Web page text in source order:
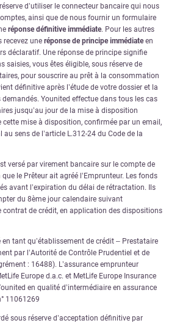
d’utiliser le connecteur bancaire qui nous
ainsi que de nous fournir un formulaire
réponse définitive immédiate. Pour les autres
recevez une réponse de principe immédiateen
déclaratif. Une réponse de principe signifie
saisies, vous êtes éligible, sous réserve de
pour souscrire au prêt à la consommation
définitive après l’étude de votre dossier et la
Younited effectue dans tous les cas
jusqu’au jour de la mise à disposition
cette mise à disposition, confirmée par un email,
sens de l’article L.312-24 du Code de la
versé par virement bancaire sur le compte de
que le Prêteur ait agréé l’Emprunteur. Les fonds
avant l’expiration du délai de rétractation. Ils
du 8ème jour calendaire suivant
contrat de crédit, en application des dispositions
tant qu’établissement de crédit – Prestataire
par l’Autorité de Contrôle Prudentiel et de
: 16488). L’assurance emprunteur
Europe d.a.c. et MetLife Europe Insurance
en qualité d’intermédiaire en assurance
11061269
sous réserve d’acceptation définitive par